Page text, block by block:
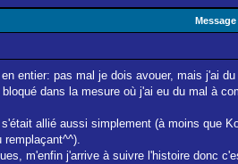
Message
entier: pas mal je dois avouer, mais j'ai
dans la mesure où j'ai eu du mal à
allié aussi simplement (à moins que
remplaçant^^).
m'enfin j'arrive à suivre l'histoire donc